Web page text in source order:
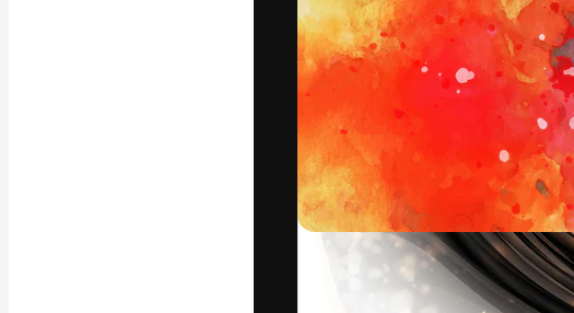
Copyright © 2010-2026Freepik